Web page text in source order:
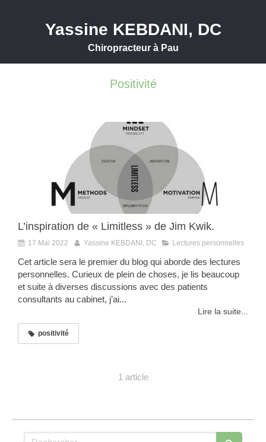
Yassine KEBDANI, DC
Chiropracteur à Pau
Positivité
L’inspiration de « Limitless » de Jim Kwik.
17 Mai 2022 Yassine KEBDANI, DC Lectures personnelles
Cet article sera le premier du blog qui aborde des lectures
personnelles. Curieux de plein de choses, je lis beaucoup
et suite à diverses discussions avec des patients
consultants au cabinet, j’ai...
Lire la suite...
positivité
1 article
Rechercher